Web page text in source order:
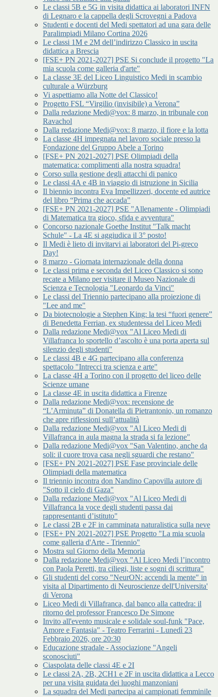
Le classi 5B e 5G in visita didattica ai laboratori INFN
di Legnaro e la cappella degli Scrovegni a Padova
Studenti e docenti del Medi spettatori ad una gara delle
Paralimpiadi Milano Cortina 2026
Le classi 1M e 2M dell’indirizzo Classico in uscita
didattica a Brescia
[FSE+ PN 2021-2027] PSE Si conclude il progetto "La
mia scuola come galleria d'arte"
La classe 3E del Liceo Linguistico Medi in scambio
culturale a Würzburg
Vi aspettiamo alla Notte del Classico!
Progetto FSL “Virgilio (invisibile) a Verona”
Dalla redazione Medi@vox: 8 marzo, in tribunale con
Ravachol
Dalla redazione Medi@vox: 8 marzo, il fiore e la lotta
La classe 4H impegnata nel lavoro sociale presso la
Fondazione del Gruppo Abele a Torino
[FSE+ PN 2021-2027] PSE Olimpiadi della
matematica: complimenti alla nostra squadra!
Corso sulla gestione degli attacchi di panico
Le classi 4A e 4B in viaggio di istruzione in Sicilia
Il biennio incontra Eva Impellizzeri, docente ed autrice
del libro “Prima che accada”
[FSE+ PN 2021-2027] PSE "Allenamente - Olimpiadi
di Matematica tra gioco, sfida e avventura"
Concorso nazionale Goethe Institut "Talk macht
Schule" - La 4E si aggiudica il 3° posto!
Il Medi è lieto di invitarvi ai laboratori del Pi-greco
Day!
8 marzo - Giornata internazionale della donna
Le classi prima e seconda del Liceo Classico si sono
recate a Milano per visitare il Museo Nazionale di
Scienza e Tecnologia "Leonardo da Vinci"
Le classi del Triennio partecipano alla proiezione di
"Lee and me"
Da biotecnologie a Stephen King: la tesi “fuori genere”
di Benedetta Ferrian, ex studentessa del Liceo Medi
Dalla redazione Medi@vox "Al Liceo Medi di
Villafranca lo sportello d’ascolto è una porta aperta sul
silenzio degli studenti"
Le classi 4B e 4G partecipano alla conferenza
spettacolo "Intrecci tra scienza e arte"
La classe 4H a Torino con il progetto del liceo delle
Scienze umane
La classe 4E in uscita didattica a Firenze
Dalla redazione Medi@vox: recensione de
“L’Arminuta” di Donatella di Pietrantonio, un romanzo
che apre riflessioni sull’attualità
Dalla redazione Medi@vox "Al Liceo Medi di
Villafranca in aula magna la strada si fa lezione"
Dalla redazione Medi@vox "San Valentino, anche da
soli: il cuore trova casa negli sguardi che restano"
[FSE+ PN 2021-2027] PSE Fase provinciale delle
Olimpiadi della matematica
Il triennio incontra don Nandino Capovilla autore di
"Sotto il cielo di Gaza"
Dalla redazione Medi@vox "Al Liceo Medi di
Villafranca la voce degli studenti passa dai
rappresentanti d’istituto"
Le classi 2B e 2F in camminata naturalistica sulla neve
[FSE+ PN 2021-2027] PSE Progetto "La mia scuola
come galleria d'Arte - Triennio"
Mostra sul Giorno della Memoria
Dalla redazione Medi@vox "Al Liceo Medi l’incontro
con Paola Peretti, tra ciliegi, liste e sogni di scrittura"
Gli studenti del corso "NeurON: accendi la mente" in
visita al Dipartimento di Neuroscienze dell'Universita'
di Verona
Liceo Medi di Villafranca, dal banco alla cattedra: il
ritorno del professor Francesco De Simone
Invito all'evento musicale e solidale soul-funk "Pace,
Amore e Fantasia" - Teatro Ferrarini - Lunedì 23
Febbraio 2026, ore 20:30
Educazione stradale - Associazione "Angeli
sconosciuti"
Ciaspolata delle classi 4E e 2I
Le classi 2A, 2B, 2CH1 e 2F in uscita didattica a Lecco
per una visita guidata dei luoghi manzoniani
La squadra del Medi partecipa ai campionati femminile